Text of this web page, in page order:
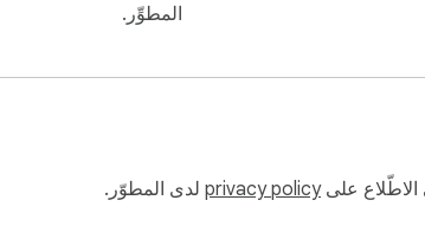
المطوِّر.
الاطّلاع علىprivacy policy لدى المطوّر.